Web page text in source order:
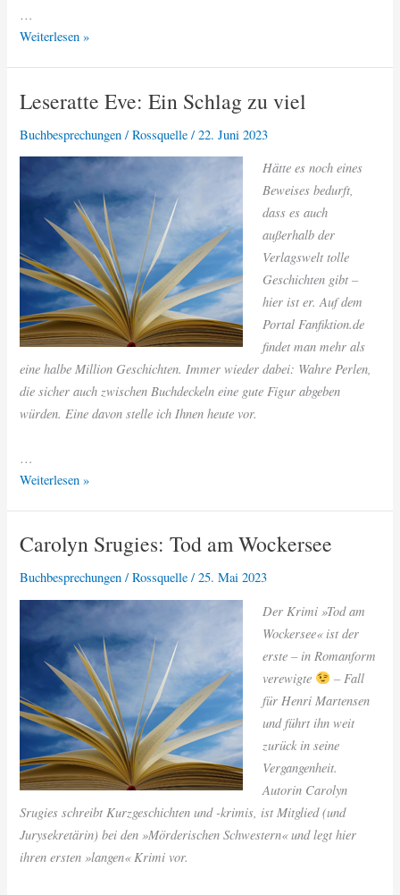
…
Anna
Tod
ihren
Weiterlesen »
Leseratte Eve: Ein Schlag zu viel
Buchbesprechungen /Rossquelle/22. Juni 2023
Hätte es noch eines
Beweises bedurft,
dass es auch
außerhalb der
Verlagswelt tolle
Geschichten gibt –
hier ist er. Auf dem
Portal Fanfiktion.de
findet man mehr als
eine halbe Million Geschichten. Immer wieder dabei: Wahre Perlen,
die sicher auch zwischen Buchdeckeln eine gute Figur abgeben
würden. Eine davon stelle ich Ihnen heute vor.
…
Leseratte
Schlag
viel
Weiterlesen »
Carolyn Srugies: Tod am Wockersee
Buchbesprechungen /Rossquelle/25. Mai 2023
Der Krimi »Tod am
Wockersee« ist der
erste – in Romanform
verewigte
– Fall
für Henri Martensen
und führt ihn weit
zurück in seine
Vergangenheit.
Autorin Carolyn
Srugies schreibt Kurzgeschichten und -krimis, ist Mitglied (und
Jurysekretärin) bei den »Mörderischen Schwestern« und legt hier
ihren ersten »langen« Krimi vor.